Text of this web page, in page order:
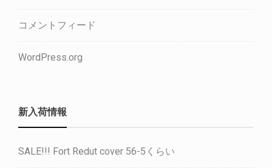
コメントフィード
WordPress.org
新入荷情報
SALE!!! Fort Redut cover 56-5くらい